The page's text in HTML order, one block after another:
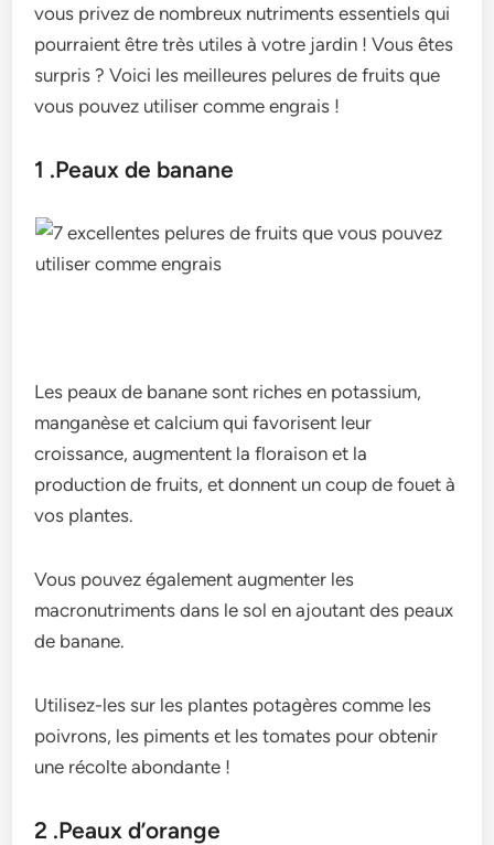
vous privez de nombreux nutriments essentiels qui
pourraient être très utiles à votre jardin ! Vous êtes
surpris ? Voici les meilleures pelures de fruits que
vous pouvez utiliser comme engrais !
1 .Peaux de banane
Les peaux de banane sont riches en potassium,
manganèse et calcium qui favorisent leur
croissance, augmentent la floraison et la
production de fruits, et donnent un coup de fouet à
vos plantes.
Vous pouvez également augmenter les
macronutriments dans le sol en ajoutant des peaux
de banane.
Utilisez-les sur les plantes potagères comme les
poivrons, les piments et les tomates pour obtenir
une récolte abondante !
2 .Peaux d’orange